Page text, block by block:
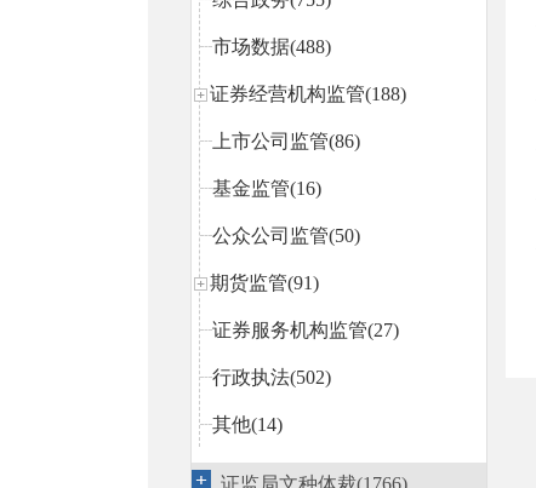
市场数据(488)
证券经营机构监管(188)
上市公司监管(86)
基金监管(16)
公众公司监管(50)
期货监管(91)
证券服务机构监管(27)
行政执法(502)
其他(14)
证监局文种体裁(1766)